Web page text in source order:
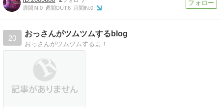
週間IN:0 週間OUT:6 月間IN:0
20
おっさんがツムツムするblog
おっさんがツムツムするよ！